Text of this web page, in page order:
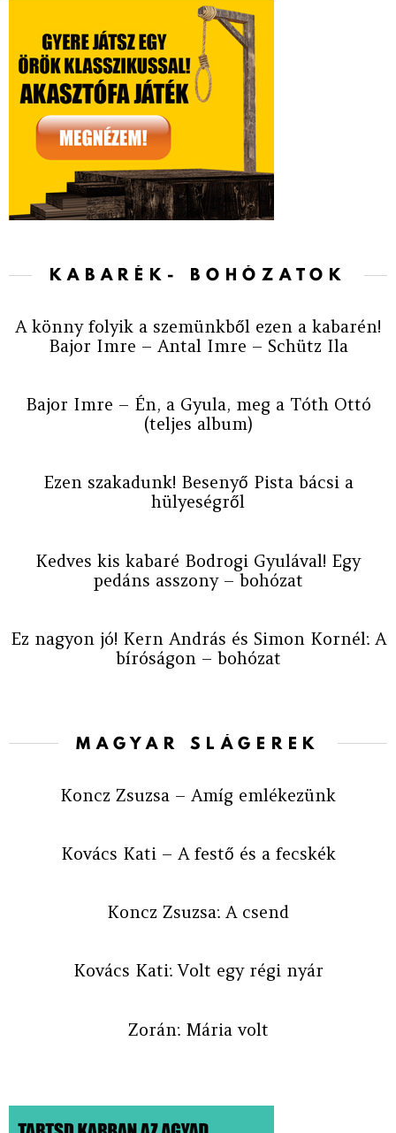
KABARÉK- BOHÓZATOK
A könny folyik a szemünkből ezen a kabarén!
Bajor Imre – Antal Imre – Schütz Ila
Bajor Imre – Én, a Gyula, meg a Tóth Ottó
(teljes album)
Ezen szakadunk! Besenyő Pista bácsi a
hülyeségről
Kedves kis kabaré Bodrogi Gyulával! Egy
pedáns asszony – bohózat
Ez nagyon jó! Kern András és Simon Kornél: A
bíróságon – bohózat
MAGYAR SLÁGEREK
Koncz Zsuzsa – Amíg emlékezünk
Kovács Kati – A festő és a fecskék
Koncz Zsuzsa: A csend
Kovács Kati: Volt egy régi nyár
Zorán: Mária volt